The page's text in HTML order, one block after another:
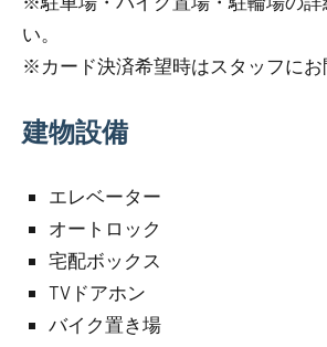
い。
※カード決済希望時はスタッフにお
建物設備
エレベーター
オートロック
宅配ボックス
TVドアホン
バイク置き場